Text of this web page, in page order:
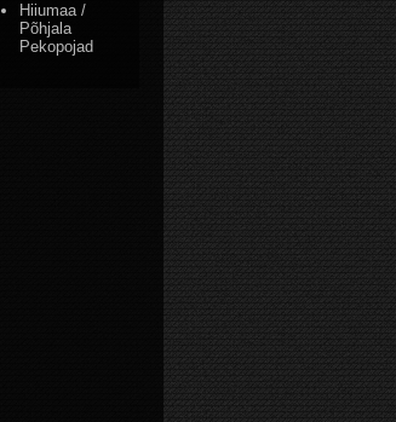
Hiiumaa /
Põhjala
Pekopojad